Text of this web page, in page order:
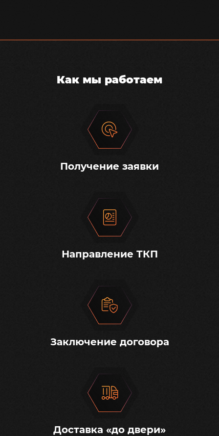
Как мы работаем
Получение заявки
Направление ТКП
Заключение договора
Доставка «до двери»